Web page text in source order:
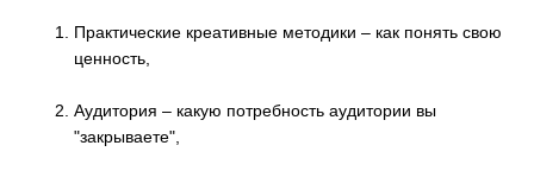
Практические креативные методики – как понять свою
ценность,
Аудитория – какую потребность аудитории вы
"закрываете",